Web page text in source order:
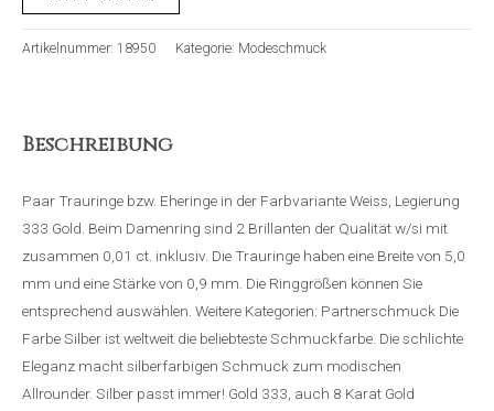
Artikelnummer: 18950 Kategorie: Modeschmuck
Beschreibung
Paar Trauringe bzw. Eheringe in der Farbvariante Weiss, Legierung
333 Gold. Beim Damenring sind 2 Brillanten der Qualität w/si mit
zusammen 0,01 ct. inklusiv. Die Trauringe haben eine Breite von 5,0
mm und eine Stärke von 0,9 mm. Die Ringgrößen können Sie
entsprechend auswählen. Weitere Kategorien: Partnerschmuck Die
Farbe Silber ist weltweit die beliebteste Schmuckfarbe. Die schlichte
Eleganz macht silberfarbigen Schmuck zum modischen
Allrounder. Silber passt immer! Gold 333, auch 8 Karat Gold